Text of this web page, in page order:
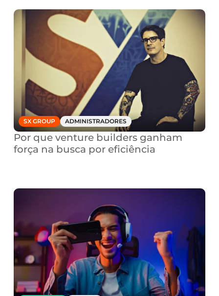
SX GROUP ADMINISTRADORES
Por que venture builders ganham
força na busca por eficiência